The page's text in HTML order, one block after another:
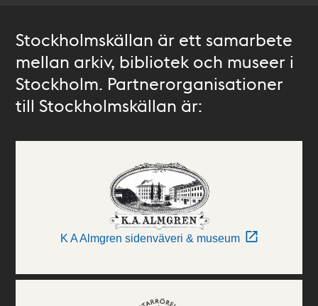
Stockholmskällan är ett samarbete
mellan arkiv, bibliotek och museer i
Stockholm. Partnerorganisationer
till Stockholmskällan är:
K A Almgren sidenväveri & museum